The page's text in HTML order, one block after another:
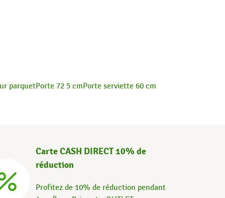
parquetPorte 72 5 cmPorte serviette 60 cm
Carte CASH DIRECT 10% de
réduction
Profitez de 10% de réduction pendant